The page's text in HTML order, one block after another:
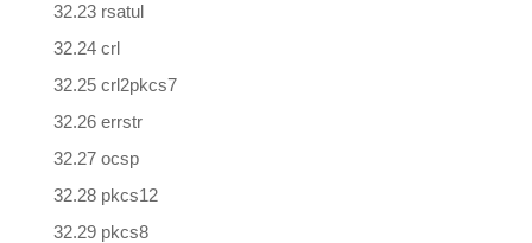
32.23 rsatul
32.24 crl
32.25 crl2pkcs7
32.26 errstr
32.27 ocsp
32.28 pkcs12
32.29 pkcs8